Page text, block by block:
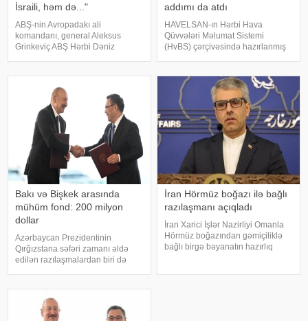
İsraili, həm də..."
ABŞ-nin Avropadakı ali
komandanı, general Aleksus
Grinkeviç ABŞ Hərbi Dəniz
KONKRET.azxəbər verir ki, onun
sözlərinə görə, mövcud resursla
addımı da atdı
HAVELSAN-ın Hərbi Hava
Qüvvələri Məlumat Sistemi
(HvBS) çərçivəsində hazırlanmış
inventarına daxil edilib. Türkiyə
mətbuatına istinadla bildirir ki,
Azərbaycan Hərb
Bakı və Bişkek arasında
mühüm fond: 200 milyon
dollar
Azərbaycan Prezidentinin
Qırğızstana səfəri zamanı əldə
edilən razılaşmalardan biri də
milyon dollara çatdırmaq barədə
idi. Azərbayca
İran Hörmüz boğazı ilə bağlı
razılaşmanı açıqladı
İran Xarici İşlər Nazirliyi Omanla
Hörmüz boğazından gəmiçiliklə
bağlı birgə bəyanatın hazırlıq